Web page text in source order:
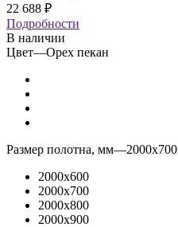
22 688 ₽
Подробности
В наличии
Цвет—Орех пекан
Размер полотна, мм—2000x700
2000x600
2000x700
2000x800
2000x900